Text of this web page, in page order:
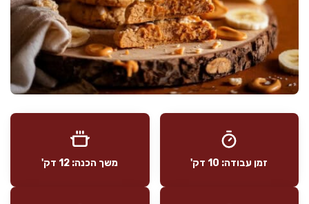
זמן עבודה: 10 דק' משך הכנה: 12 דק'